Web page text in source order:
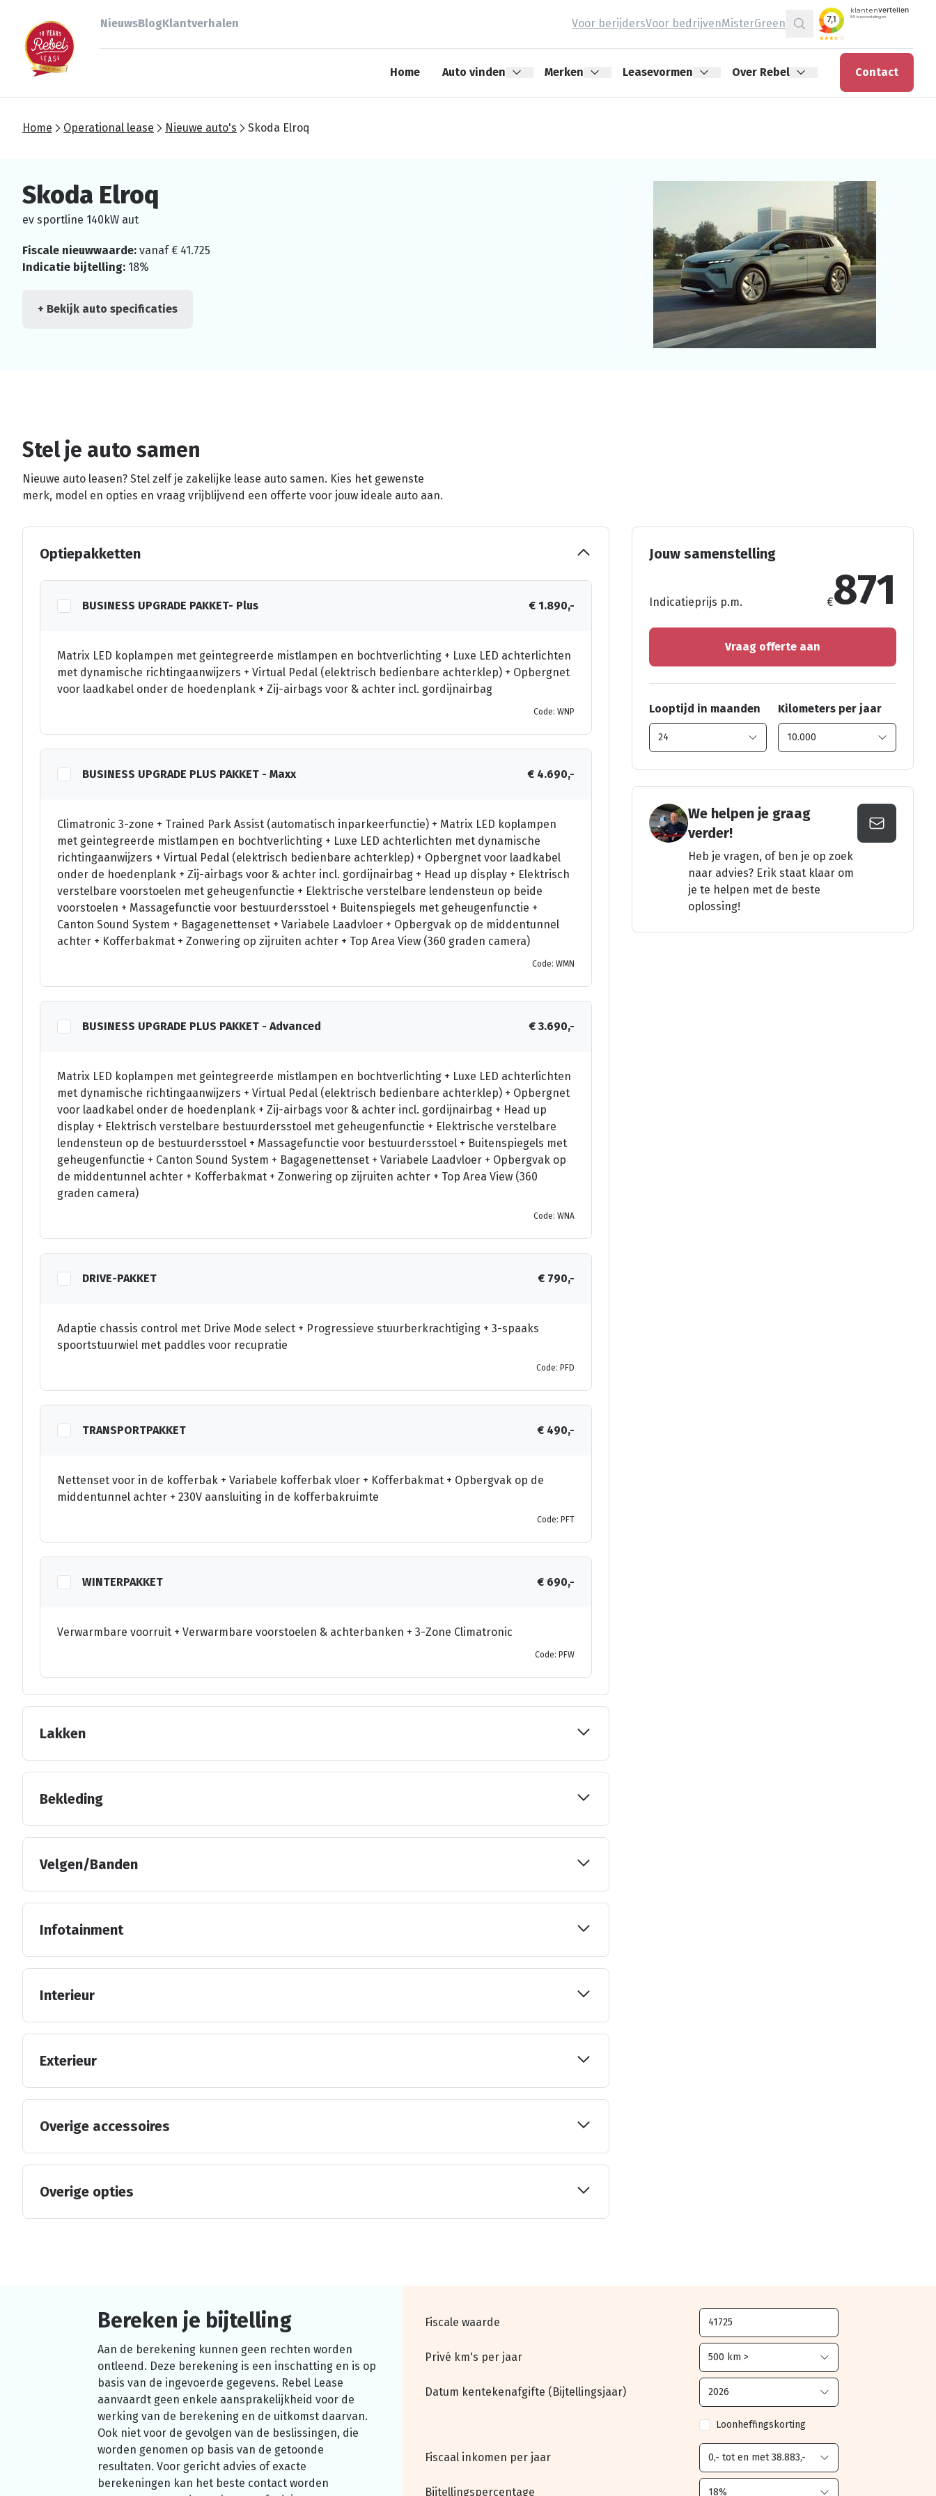
NieuwsBlogKlantverhalen Voor berijdersVoor bedrijvenMisterGreen
Zoeken
Home Auto vinden Merken Leasevormen Over Rebel Contact
Home Operational lease Nieuwe auto's Skoda Elroq
Skoda Elroq
ev sportline 140kW aut
Fiscale nieuwwaarde: vanaf € 41.725
Indicatie bijtelling: 18%
+ Bekijk auto specificaties
Stel je auto samen
Nieuwe auto leasen? Stel zelf je zakelijke lease auto samen. Kies het gewenste
merk, model en opties en vraag vrijblijvend een offerte voor jouw ideale auto aan.
Optiepakketten
BUSINESS UPGRADE PAKKET- Plus € 1.890,-
Matrix LED koplampen met geintegreerde mistlampen en bochtverlichting + Luxe LED achterlichten
met dynamische richtingaanwijzers + Virtual Pedal (elektrisch bedienbare achterklep) + Opbergnet
voor laadkabel onder de hoedenplank + Zij-airbags voor & achter incl. gordijnairbag
Code: WNP
BUSINESS UPGRADE PLUS PAKKET - Maxx € 4.690,-
Climatronic 3-zone + Trained Park Assist (automatisch inparkeerfunctie) + Matrix LED koplampen
met geintegreerde mistlampen en bochtverlichting + Luxe LED achterlichten met dynamische
richtingaanwijzers + Virtual Pedal (elektrisch bedienbare achterklep) + Opbergnet voor laadkabel
onder de hoedenplank + Zij-airbags voor & achter incl. gordijnairbag + Head up display + Elektrisch
verstelbare voorstoelen met geheugenfunctie + Elektrische verstelbare lendensteun op beide
voorstoelen + Massagefunctie voor bestuurdersstoel + Buitenspiegels met geheugenfunctie +
Canton Sound System + Bagagenettenset + Variabele Laadvloer + Opbergvak op de middentunnel
achter + Kofferbakmat + Zonwering op zijruiten achter + Top Area View (360 graden camera)
Code: WMN
BUSINESS UPGRADE PLUS PAKKET - Advanced € 3.690,-
Matrix LED koplampen met geintegreerde mistlampen en bochtverlichting + Luxe LED achterlichten
met dynamische richtingaanwijzers + Virtual Pedal (elektrisch bedienbare achterklep) + Opbergnet
voor laadkabel onder de hoedenplank + Zij-airbags voor & achter incl. gordijnairbag + Head up
display + Elektrisch verstelbare bestuurdersstoel met geheugenfunctie + Elektrische verstelbare
lendensteun op de bestuurdersstoel + Massagefunctie voor bestuurdersstoel + Buitenspiegels met
geheugenfunctie + Canton Sound System + Bagagenettenset + Variabele Laadvloer + Opbergvak op
de middentunnel achter + Kofferbakmat + Zonwering op zijruiten achter + Top Area View (360
graden camera)
Code: WNA
DRIVE-PAKKET € 790,-
Adaptie chassis control met Drive Mode select + Progressieve stuurberkrachtiging + 3-spaaks
spoortstuurwiel met paddles voor recupratie
Code: PFD
TRANSPORTPAKKET € 490,-
Nettenset voor in de kofferbak + Variabele kofferbak vloer + Kofferbakmat + Opbergvak op de
middentunnel achter + 230V aansluiting in de kofferbakruimte
Code: PFT
WINTERPAKKET € 690,-
Verwarmbare voorruit + Verwarmbare voorstoelen & achterbanken + 3-Zone Climatronic
Code: PFW
Lakken
Bekleding
Velgen/Banden
Infotainment
Interieur
Exterieur
Overige accessoires
Overige opties
Jouw samenstelling
Indicatieprijs p.m. €871
Vraag offerte aan
Looptijd in maanden Kilometers per jaar
We helpen je graag
verder!
Heb je vragen, of ben je op zoek
naar advies? Erik staat klaar om
je te helpen met de beste
oplossing!
Bereken je bijtelling
Aan de berekening kunnen geen rechten worden
ontleend. Deze berekening is een inschatting en is op
basis van de ingevoerde gegevens. Rebel Lease
aanvaardt geen enkele aansprakelijkheid voor de
werking van de berekening en de uitkomst daarvan.
Ook niet voor de gevolgen van de beslissingen, die
worden genomen op basis van de getoonde
resultaten. Voor gericht advies of exacte
berekeningen kan het beste contact worden
Fiscale waarde
Privé km's per jaar
Datum kentekenafgifte (Bijtellingsjaar)
Loonheffingskorting
Fiscaal inkomen per jaar
Bijtellingspercentage